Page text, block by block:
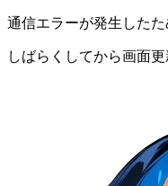
通信エラーが発生したた
しばらくしてから画面